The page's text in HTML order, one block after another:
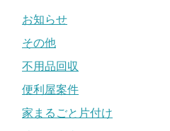
お知らせ
その他
不用品回収
便利屋案件
家まるごと片付け